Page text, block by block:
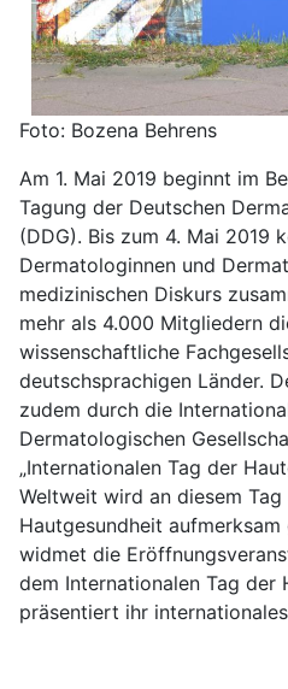
Foto: Bozena Behrens
Am 1. Mai 2019 beginnt im
Tagung der Deutschen
(DDG). Bis zum 4. Mai 2019
Dermatologinnen und
medizinischen Diskurs
mehr als 4.000 Mitgliedern
wissenschaftliche
deutschsprachigen Länder.
zudem durch die
Dermatologischen
„Internationalen Tag der
Weltweit wird an diesem
Hautgesundheit aufmerksam
widmet die
dem Internationalen Tag der
präsentiert ihr